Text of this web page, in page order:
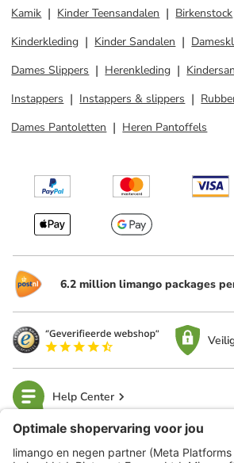
Kamik
Kinder Teensandalen Birkenstock
Kinderkleding
Kinder Sandalen
Dames Slippers
Herenkleding
Instappers
Instappers & slippers
Dames Pantoletten
Heren Pantoffels
6.2 million limango packages
Help Center
limango